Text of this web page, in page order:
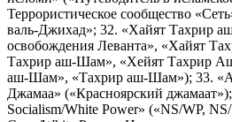
Террористическое сообщество
валь-Джихад»; 32. «Хайят Тахрир
освобождения Леванта», «Хайят
Тахрир аш-Шам», «Хейят Тахрир
аш-Шам», «Тахрир аш-Шам»); 33.
Джамаа» («Красноярский
Socialism/White Power» («NS/WP,